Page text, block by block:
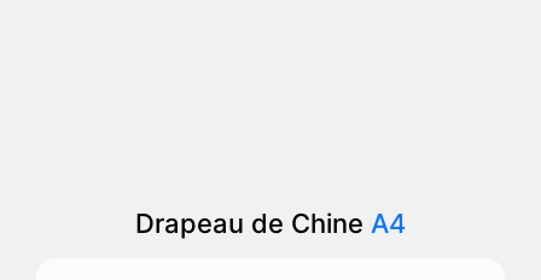
Drapeau de Chine A4